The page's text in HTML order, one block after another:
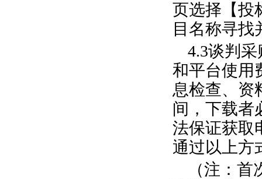
页选择【投
目名称寻找
4.3谈判 采
和平台使用
息检查、资
间，下载者
法保证获取
通过以上方
（注：